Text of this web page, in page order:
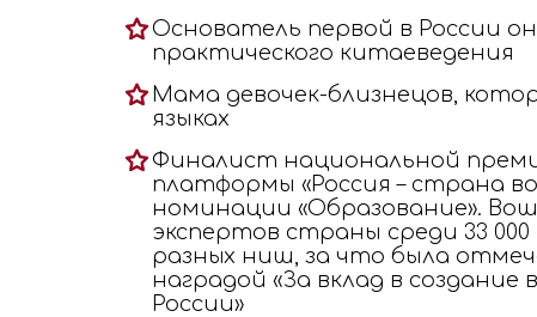
Основатель первой в России
практического китаеведения
Мама девочек-близнецов,
языках
Финалист национальной
платформы «Россия – страна
номинации «Образование».
экспертов страны среди 33
разных ниш, за что была
наградой «За вклад в создание
России»